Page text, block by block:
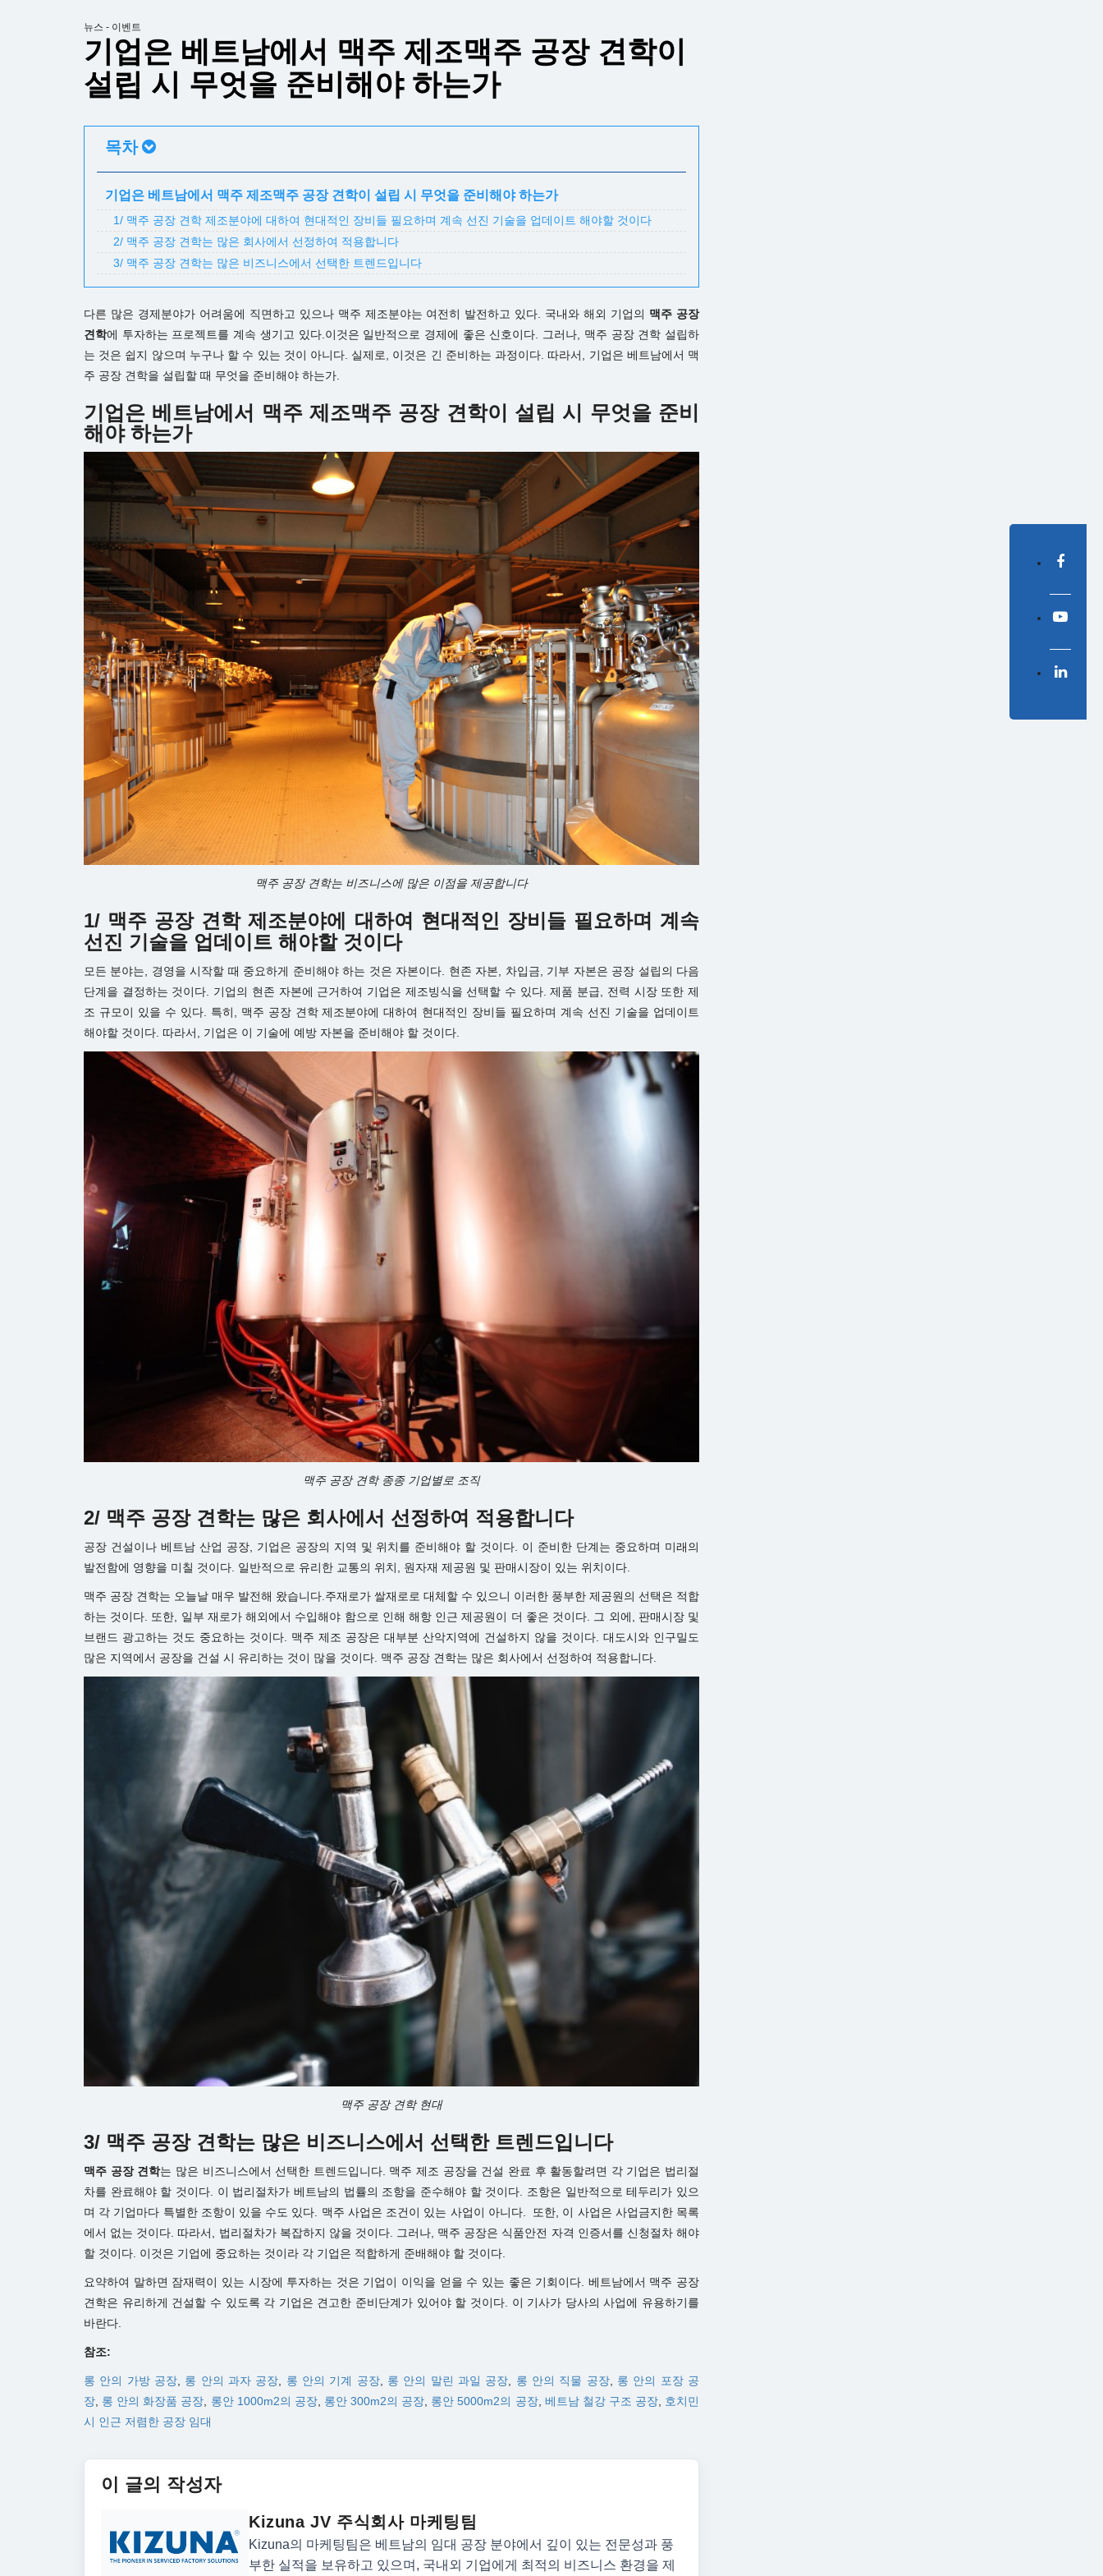
뉴스 - 이벤트
기업은 베트남에서 맥주 제조맥주 공장 견학이
설립 시 무엇을 준비해야 하는가
목차
기업은 베트남에서 맥주 제조맥주 공장 견학이 설립 시 무엇을 준비해야 하는가
1/ 맥주 공장 견학 제조분야에 대하여 현대적인 장비들 필요하며 계속 선진 기술을 업데이트 해야할 것이다
2/ 맥주 공장 견학는 많은 회사에서 선정하여 적용합니다
3/ 맥주 공장 견학는 많은 비즈니스에서 선택한 트렌드입니다
다른 많은 경제분야가 어려움에 직면하고 있으나 맥주 제조분야는 여전히 발전하고 있다. 국내와 해외 기업의 맥주 공장
견학에 투자하는 프로젝트를 계속 생기고 있다.이것은 일반적으로 경제에 좋은 신호이다. 그러나, 맥주 공장 견학 설립하
는 것은 쉽지 않으며 누구나 할 수 있는 것이 아니다. 실제로, 이것은 긴 준비하는 과정이다. 따라서, 기업은 베트남에서 맥
주 공장 견학을 설립할 때 무엇을 준비해야 하는가.
기업은 베트남에서 맥주 제조맥주 공장 견학이 설립 시 무엇을 준비
해야 하는가
맥주 공장 견학는 비즈니스에 많은 이점을 제공합니다
1/ 맥주 공장 견학 제조분야에 대하여 현대적인 장비들 필요하며 계속
선진 기술을 업데이트 해야할 것이다
모든 분야는, 경영을 시작할 때 중요하게 준비해야 하는 것은 자본이다. 현존 자본, 차입금, 기부 자본은 공장 설립의 다음
단계을 결정하는 것이다. 기업의 현존 자본에 근거하여 기업은 제조빙식을 선택할 수 있다. 제품 분급, 전력 시장 또한 제
조 규모이 있을 수 있다. 특히, 맥주 공장 견학 제조분야에 대하여 현대적인 장비들 필요하며 계속 선진 기술을 업데이트
해야할 것이다. 따라서, 기업은 이 기술에 예방 자본을 준비해야 할 것이다.
맥주 공장 견학 종종 기업별로 조직
2/ 맥주 공장 견학는 많은 회사에서 선정하여 적용합니다
공장 건설이나 베트남 산업 공장, 기업은 공장의 지역 및 위치를 준비해야 할 것이다. 이 준비한 단계는 중요하며 미래의
발전함에 영향을 미칠 것이다. 일반적으로 유리한 교통의 위치, 원자재 제공원 및 판매시장이 있는 위치이다.
맥주 공장 견학는 오늘날 매우 발전해 왔습니다.주재로가 쌀재로로 대체할 수 있으니 이러한 풍부한 제공원의 선택은 적합
하는 것이다. 또한, 일부 재로가 해외에서 수입해야 함으로 인해 해항 인근 제공원이 더 좋은 것이다. 그 외에, 판매시장 및
브랜드 광고하는 것도 중요하는 것이다. 맥주 제조 공장은 대부분 산악지역에 건설하지 않을 것이다. 대도시와 인구밀도
많은 지역에서 공장을 건설 시 유리하는 것이 많을 것이다. 맥주 공장 견학는 많은 회사에서 선정하여 적용합니다.
맥주 공장 견학 현대
3/ 맥주 공장 견학는 많은 비즈니스에서 선택한 트렌드입니다
맥주 공장 견학는 많은 비즈니스에서 선택한 트렌드입니다. 맥주 제조 공장을 건설 완료 후 활동할려면 각 기업은 법리절
차를 완료해야 할 것이다. 이 법리절차가 베트남의 법률의 조항을 준수해야 할 것이다. 조항은 일반적으로 테두리가 있으
며 각 기업마다 특별한 조항이 있을 수도 있다. 맥주 사업은 조건이 있는 사업이 아니다. 또한, 이 사업은 사업금지한 목록
에서 없는 것이다. 따라서, 법리절차가 복잡하지 않을 것이다. 그러나, 맥주 공장은 식품안전 자격 인증서를 신청절차 해야
할 것이다. 이것은 기업에 중요하는 것이라 각 기업은 적합하게 준배해야 할 것이다.
요약하여 말하면 잠재력이 있는 시장에 투자하는 것은 기업이 이익을 얻을 수 있는 좋은 기회이다. 베트남에서 맥주 공장
견학은 유리하게 건설할 수 있도록 각 기업은 견고한 준비단계가 있어야 할 것이다. 이 기사가 당사의 사업에 유용하기를
바란다.
참조:
롱 안의 가방 공장, 롱 안의 과자 공장, 롱 안의 기계 공장, 롱 안의 말린 과일 공장, 롱 안의 직물 공장, 롱 안의 포장 공
장, 롱 안의 화장품 공장, 롱안 1000m2의 공장, 롱안 300m2의 공장, 롱안 5000m2의 공장, 베트남 철강 구조 공장, 호치민
시 인근 저렴한 공장 임대
이 글의 작성자
Kizuna JV 주식회사 마케팅팀
Kizuna의 마케팅팀은 베트남의 임대 공장 분야에서 깊이 있는 전문성과 풍
부한 실적을 보유하고 있으며, 국내외 기업에게 최적의 비즈니스 환경을 제